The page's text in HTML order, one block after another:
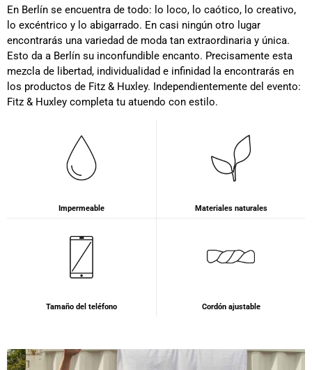
En Berlín se encuentra de todo: lo loco, lo caótico, lo creativo,
lo excéntrico y lo abigarrado. En casi ningún otro lugar
encontrarás una variedad de moda tan extraordinaria y única.
Esto da a Berlín su inconfundible encanto. Precisamente esta
mezcla de libertad, individualidad e infinidad la encontrarás en
los productos de Fitz & Huxley. Independientemente del evento:
Fitz & Huxley completa tu atuendo con estilo.
Impermeable Materiales naturales
Tamaño del teléfono Cordón ajustable